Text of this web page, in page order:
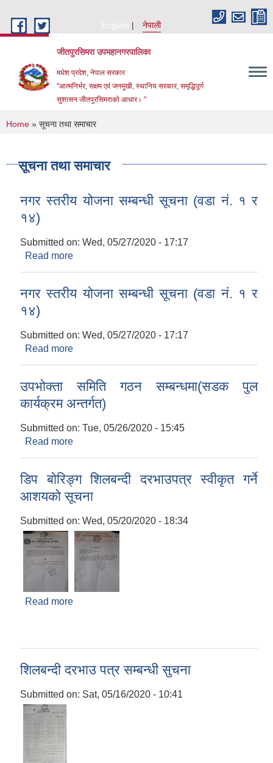
English
नेपाली
जीतपुरसिमरा उपमहानगरपालिका
मधेश प्रदेश, नेपाल सरकार
"आत्मनिर्भर, सक्षम एवं जनमुखी, स्थानिय सरकार, समृद्धिपूर्ण
सुशासन जीतपुरसिमराको आधार। "
You are here
Home » सूचना तथा समाचार
सूचना तथा समाचार
नगर स्तरीय योजना सम्बन्धी सूचना (वडा नं. १ र
१४)
Submitted on: Wed, 05/27/2020 - 17:17
Read more
नगर स्तरीय योजना सम्बन्धी सूचना (वडा नं. १ र
१४)
Submitted on: Wed, 05/27/2020 - 17:17
Read more
उपभोक्ता समिति गठन सम्बन्धमा(सडक पुल
कार्यक्रम अन्तर्गत)
Submitted on: Tue, 05/26/2020 - 15:45
Read more
डिप बोरिङ्ग शिलबन्दी दरभाउपत्र स्वीकृत गर्ने
आशयको सूचना
Submitted on: Wed, 05/20/2020 - 18:34
Read more
शिलबन्दी दरभाउ पत्र सम्बन्धी सुचना
Submitted on: Sat, 05/16/2020 - 10:41